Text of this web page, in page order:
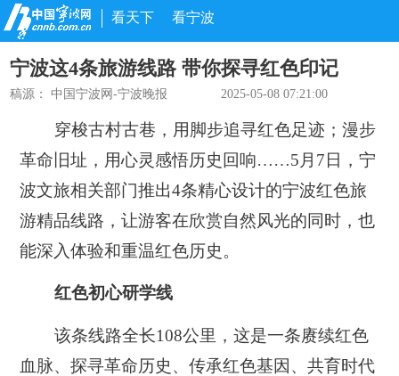
看天下 看宁波
宁波这4条旅游线路 带你探寻红色印记
稿源：中国宁波网-宁波晚报 2025-05-08 07:21:00
穿梭古村古巷，用脚步追寻红色足迹；漫步
革命旧址，用心灵感悟历史回响……5月7日，宁
波文旅相关部门推出4条精心设计的宁波红色旅
游精品线路，让游客在欣赏自然风光的同时，也
能深入体验和重温红色历史。
红色初心研学线
该条线路全长108公里，这是一条赓续红色
血脉、探寻革命历史、传承红色基因、共育时代